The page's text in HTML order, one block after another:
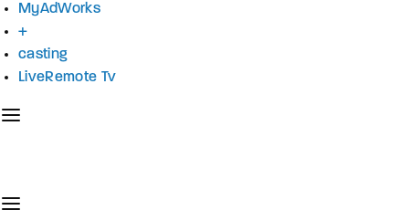
MyAdWorks
+
casting
LiveRemote Tv